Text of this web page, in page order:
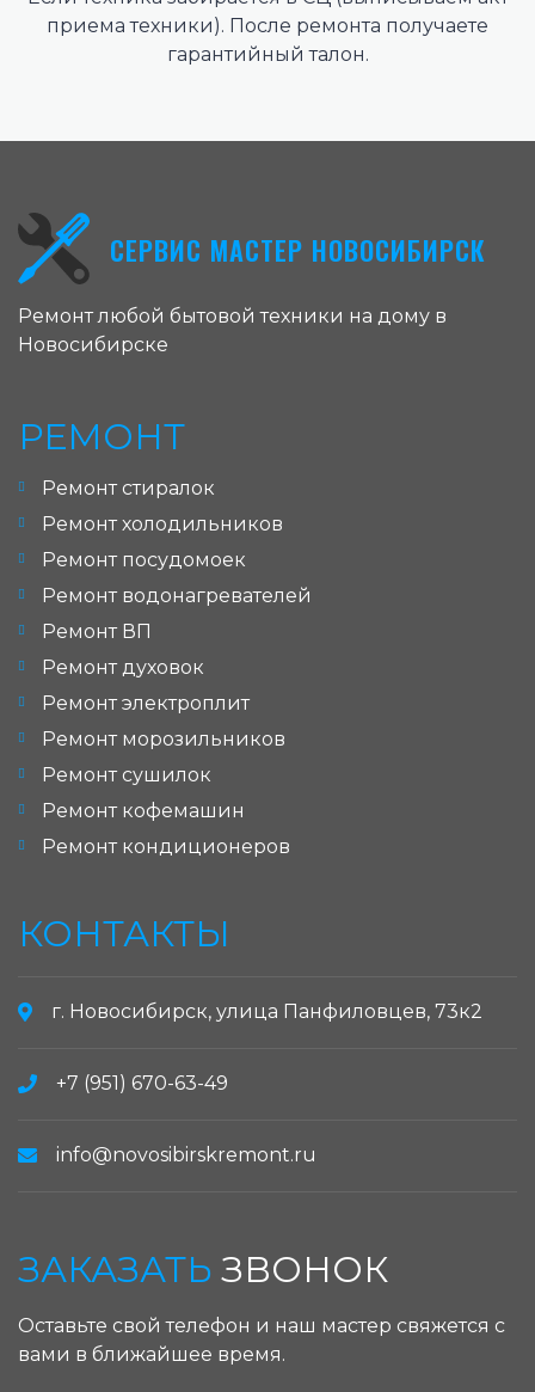
приема техники). После ремонта получаете
гарантийный талон.
СЕРВИС МАСТЕР НОВОСИБИРСК
Ремонт любой бытовой техники на дому в
Новосибирске
РЕМОНТ
Ремонт стиралок
Ремонт холодильников
Ремонт посудомоек
Ремонт водонагревателей
Ремонт ВП
Ремонт духовок
Ремонт электроплит
Ремонт морозильников
Ремонт сушилок
Ремонт кофемашин
Ремонт кондиционеров
КОНТАКТЫ
г. Новосибирск, улица Панфиловцев, 73к2
+7 (951) 670-63-49
info@novosibirskremont.ru
ЗАКАЗАТЬ ЗВОНОК
Оставьте свой телефон и наш мастер свяжется с
вами в ближайшее время.